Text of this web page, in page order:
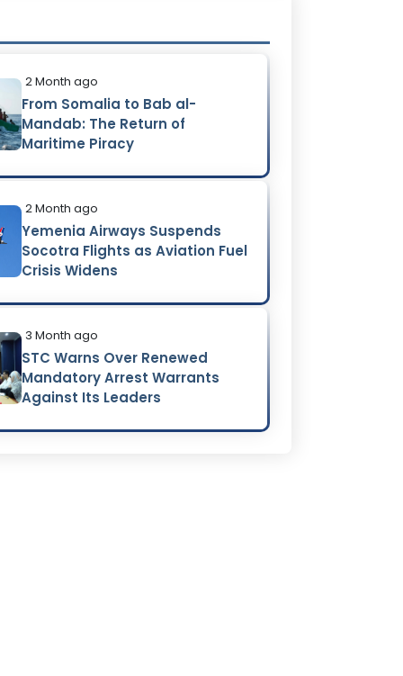
2 Month ago
From Somalia to Bab al-
Mandab: The Return of
Maritime Piracy
2 Month ago
Yemenia Airways Suspends
Socotra Flights as Aviation Fuel
Crisis Widens
3 Month ago
STC Warns Over Renewed
Mandatory Arrest Warrants
Against Its Leaders